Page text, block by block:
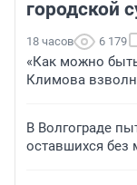
городской
18 часов 6 179
«Как можно
Климова
В Волгограде
оставшихся